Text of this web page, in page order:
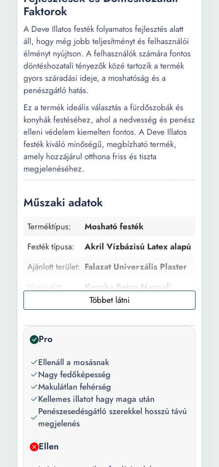
Faktorok
A Deve Illatos festék folyamatos fejlesztés alatt
áll, hogy még jobb teljesítményt és felhasználói
élményt nyújtson. A felhasználók számára fontos
döntéshozatali tényezők közé tartozik a termék
gyors száradási ideje, a moshatóság és a
penészgátló hatás.
Ez a termék ideális választás a fürdőszobák és
konyhák festéséhez, ahol a nedvesség és penész
elleni védelem kiemelten fontos. A Deve Illatos
festék kiváló minőségű, megbízható termék,
amely hozzájárul otthona friss és tiszta
megjelenéséhez.
Műszaki adatok
Terméktípus:
Mosható festék
Festék típusa:
Akril Vízbázisú Latex alapú
Ajánlott terület: Falazat Univerzális Plaster
Használat:
Konyha Beton Nappali
Hálószoba Fürdőszoba
Mennyezet Fal, Beltéri
rétegek száma:
Előzetes
felületkezelés:
Igen
Felületkezelés
típusa:
Feltöltés
Főbb
jellemzők:
Pro
Ellenáll a mosásnak
Nagy fedőképesség
Makulátlan fehérség
Kellemes illatot hagy maga után
Penészesedésgátló szerekkel hosszú távú
megjelenés
Ellen